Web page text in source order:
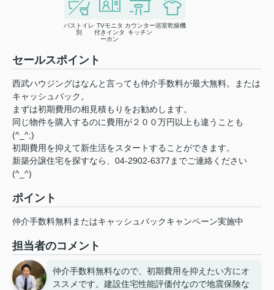
バストイレ
別
TVモニタ
付きインタ
ーホン
カウンター
キッチン
浴室乾燥機
セールスポイント
西武ハウジングはなんと言っても仲介手数料が最大無料。または
キャッシュバック。
まずは初期費用の相見積もりをお勧めします。
同じ物件を購入するのに費用が２００万円以上も違うことも
(^_^;)
初期費用を抑えて新生活をスタートすることができます。
新築分譲住宅を探すなら、04-2902-6377までご連絡ください
(^_^)
ポイント
仲介手数料無料またはキャッシュバックキャンペーン実施中
担当者のコメント
仲介手数料無料なので、初期費用を抑えたい方にオ
ススメです。建設住宅性能評価付なので地震保険な